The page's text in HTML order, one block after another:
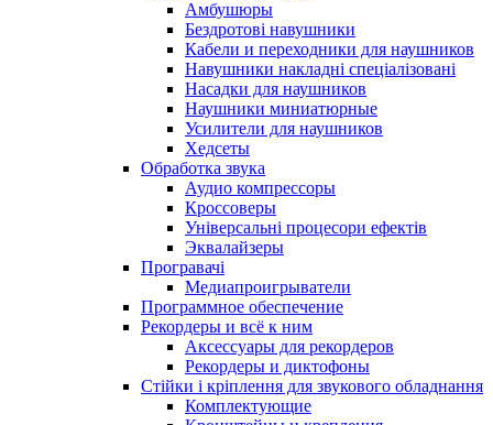
Амбушюры
Бездротові навушники
Кабели и переходники для наушников
Навушники накладні спеціалізовані
Насадки для наушников
Наушники миниатюрные
Усилители для наушников
Хедсеты
Обработка звука
Аудио компрессоры
Кроссоверы
Універсальні процесори ефектів
Эквалайзеры
Програвачі
Медиапроигрыватели
Программное обеспечение
Рекордеры и всё к ним
Аксессуары для рекордеров
Рекордеры и диктофоны
Стійки і кріплення для звукового обладнання
Комплектующие